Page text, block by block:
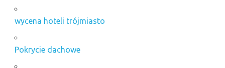
prawo
zamówień
szkolenia
projekty
wycena hoteli trójmiasto
Pokrycie dachowe